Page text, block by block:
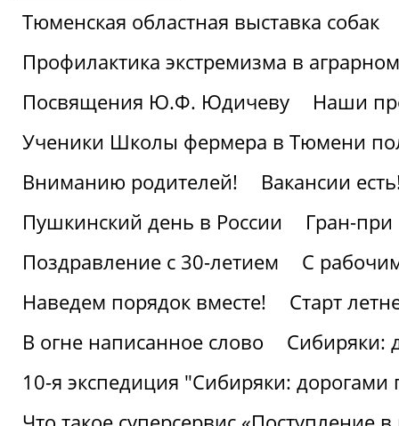
Тюменская областная выставка собак
Профилактика экстремизма в аграрном
Посвящения Ю.Ф. Юдичеву
Наши
Ученики Школы фермера в Тюмени
Вниманию родителей!
Вакансии
Пушкинский день в России
Гран-
Поздравление с 30-летием
С
Наведем порядок вместе!
Старт
В огне написанное слово
Сибиряки:
10-я экспедиция "Сибиряки: дорогами